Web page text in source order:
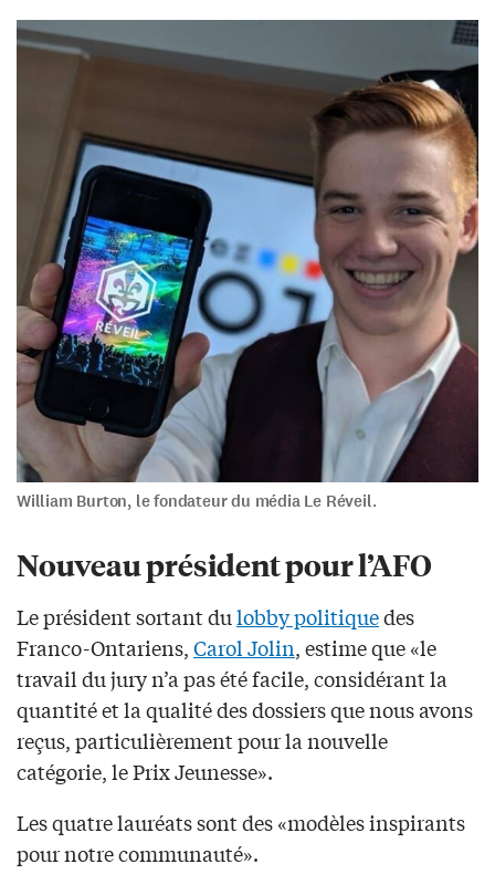
William Burton, le fondateur du média Le Réveil.
Nouveau président pour l’AFO
Le président sortant dulobby politiquedes
Franco-Ontariens,Carol Jolin, estime que «le
travail du jury n’a pas été facile, considérant la
quantité et la qualité des dossiers que nous avons
reçus, particulièrement pour la nouvelle
catégorie, le Prix Jeunesse».
Les quatre lauréats sont des «modèles inspirants
pour notre communauté».